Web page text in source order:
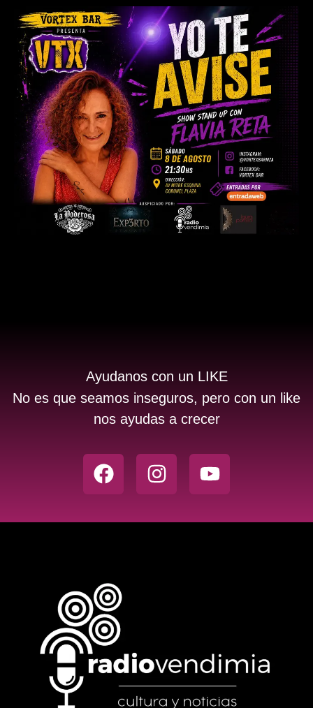
Ayudanos con un LIKE
No es que seamos inseguros, pero con un like
nos ayudas a crecer